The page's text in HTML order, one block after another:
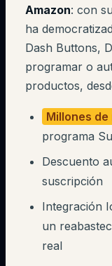
Amazon: con
ha
Dash Buttons,
programar o
productos,
Millones
programa
Descuento
suscripción
Integración
un
real